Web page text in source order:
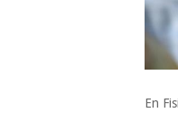
En